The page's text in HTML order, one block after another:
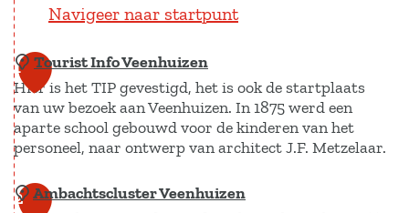
Navigeer naar startpunt
1
Tourist Info Veenhuizen
Hier is het TIP gevestigd, het is ook de startplaats
van uw bezoek aan Veenhuizen. In 1875 werd een
aparte school gebouwd voor de kinderen van het
personeel, naar ontwerp van architect J.F. Metzelaar.
T
2 Ambachtscluster Veenhuizen